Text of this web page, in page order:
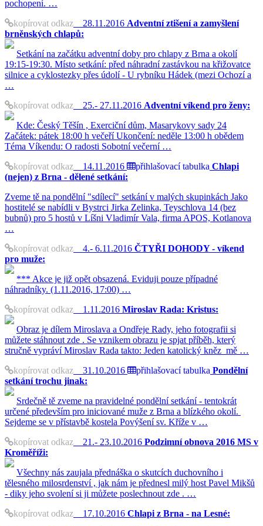
pochopení. …
kopírovat odkaz 28.11.2016 Adventní ztišení a zamyšlení
brněnských chlapů:
Setkání na začátku adventní doby pro chlapy z Brna a okolí
19:15-19:30. Místo setkání: před náhradní zastávkou na křižovatce
silnice a cyklostezky přes údolí - U rybníku Hádek (mezi Ochozí a
…
kopírovat odkaz 25.- 27.11.2016 Adventní víkend pro ženy:
Kde: Český Těšín , Exerciční dům, Masarykovy sady 24
Začátek: pátek 18:00 h večeří Ukončení: neděle 13:00 h obědem
Téma Víkendu: O radosti Sobotní večerní …
kopírovat odkaz 14.11.2016 přihlašovací tabulka Chlapi
(nejen) z Brna - dělené setkání:
Zveme tě na pondělní "sdílecí" setkání v malých skupinkách Jako
hostitelé se nabídli v Bystrci Jirka Zelinka, Teyschlova 14 (bez
bubnů) pro 5 hostů v Líšni Vladimír Vala, firma APOS, Kotlanova
…
kopírovat odkaz 4.- 6.11.2016 ČTYŘI DOHODY - víkend
pro muže:
*** Akce je již opět obsazená. Eviduji pouze případné
náhradníky. (1.11.2016, 17:00) …
kopírovat odkaz 1.11.2016 Miroslav Rada: Kristus:
Obraz je dílem Miroslava a Ondřeje Rady, jeho fotografii si
můžete stáhnout zde . Se vznikem obrazu je spjat příběh, který
stručně vypráví Miroslav Rada takto: Jeden katolický kněz mě …
kopírovat odkaz 31.10.2016 přihlašovací tabulka Pondělní
setkání trochu jinak:
Srdečně tě zveme na pravidelné pondělní setkání - tentokrát
určené především pro iniciované muže z Brna a blízkého okolí.
Sejdeme se v přístavbě kostela Povýšení sv. Kříže v …
kopírovat odkaz 21.- 23.10.2016 Podzimní obnova 2016 MS v
Kroměříži:
Všechny nás zaujala přednáška o skutcích duchovního i
tělesného milosrdenství , jak nám je přednesl milý host Pavel Mikšů
- diky jeho svolení si ji můžete poslechnout zde . …
kopírovat odkaz 17.10.2016 Chlapi z Brna - na Lesné: